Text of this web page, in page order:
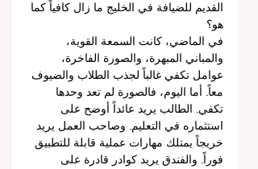
القديم للضيافة في الخليج ما زال كافياً كما
هو؟
في الماضي، كانت السمعة القوية،
والمباني المبهرة، والصورة الفاخرة،
عوامل تكفي غالباً لجذب الطلاب والضيوف
معاً. أما اليوم، فالصورة لم تعد وحدها
تكفي. الطالب يريد عائداً أوضح على
استثماره في التعليم. وصاحب العمل يريد
خريجاً يمتلك مهارات عملية قابلة للتطبيق
فوراً. والفندق يريد كوادر قادرة على